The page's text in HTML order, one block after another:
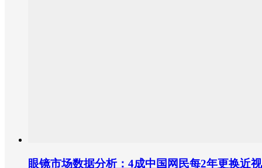
眼镜市场数据分析：4成中国网民每2年更换近